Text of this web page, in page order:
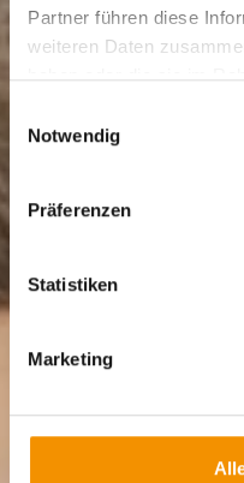
Partner führen diese
weiteren Daten
haben oder die sie im
Notwendig
Präferenzen
Statistiken
Marketing